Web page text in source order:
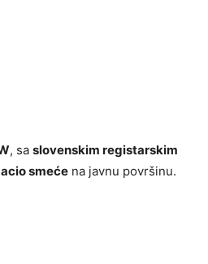
, sa slovenskim registarskim
smeće na javnu površinu.